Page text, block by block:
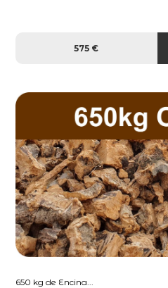
575 €
650 kg de Encina...